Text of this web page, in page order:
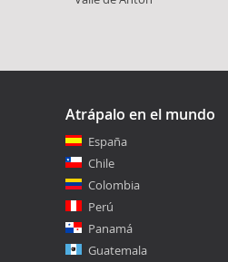
Atrápalo en el mundo
España
Chile
Colombia
Perú
Panamá
Guatemala